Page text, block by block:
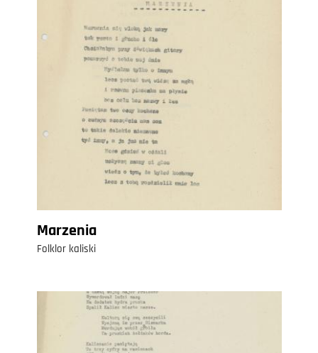
Marzenia
Folklor kaliski